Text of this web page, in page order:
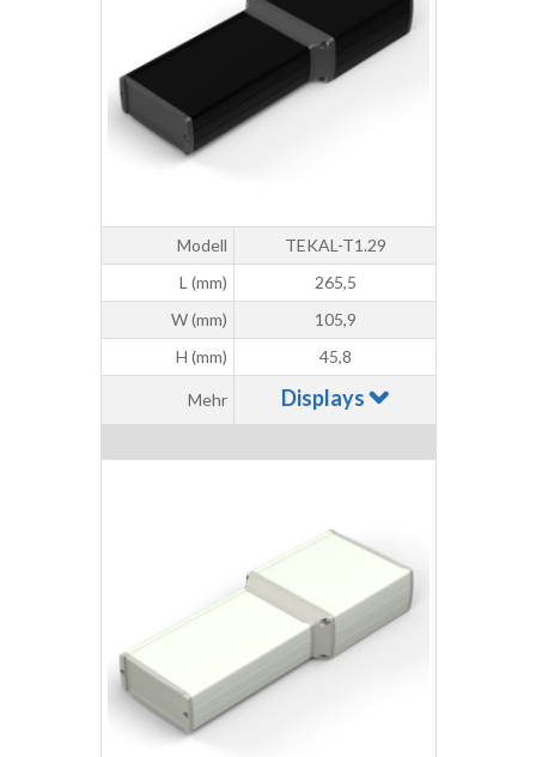
Modell
TEKAL-T1.29
L (mm)
265,5
W (mm)
105,9
H (mm)
45,8
Mehr Displays